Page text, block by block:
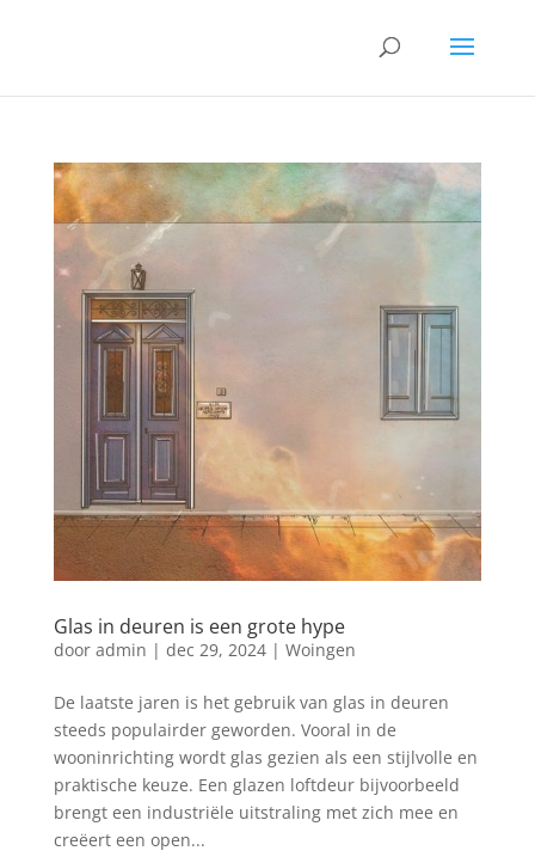
Glas in deuren is een grote hype
door admin | dec 29, 2024| Woingen
De laatste jaren is het gebruik van glas in deuren
steeds populairder geworden. Vooral in de
wooninrichting wordt glas gezien als een stijlvolle en
praktische keuze. Een glazen loftdeur bijvoorbeeld
brengt een industriële uitstraling met zich mee en
creëert een open...